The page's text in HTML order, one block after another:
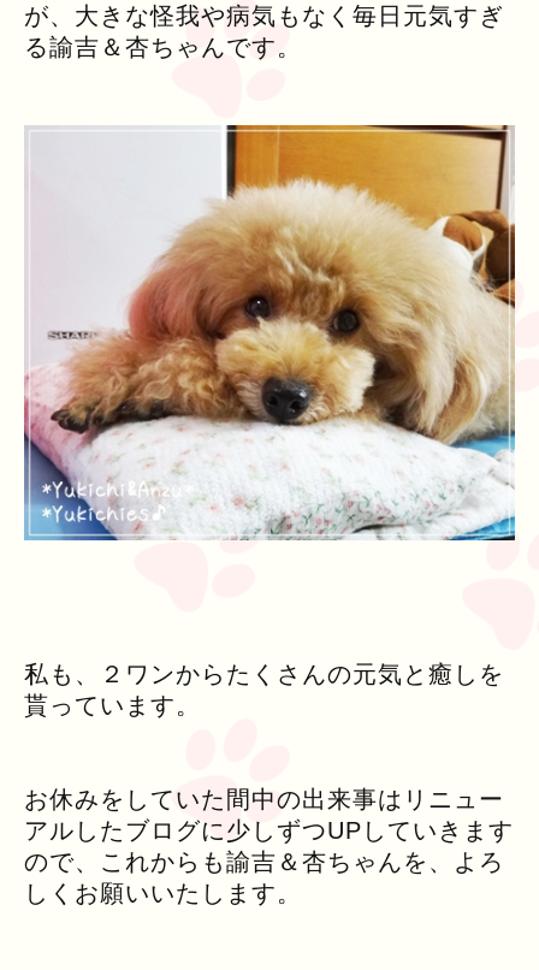
が、大きな怪我や病気もなく毎日元気すぎ
る諭吉＆杏ちゃんです。
私も、２ワンからたくさんの元気と癒しを
貰っています。
お休みをしていた間中の出来事はリニュー
アルしたブログに少しずつUPしていきます
ので、これからも諭吉＆杏ちゃんを、よろ
しくお願いいたします。